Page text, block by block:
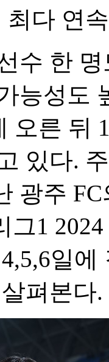
최다 연
수 한
능성도
오른 뒤
있다.
광주
그1
일
펴본다.